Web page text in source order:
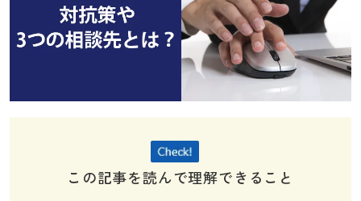
この記事を読んで理解できること